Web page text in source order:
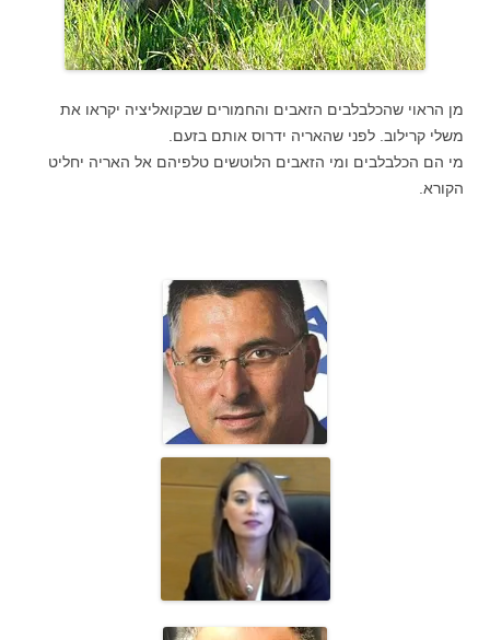
מן הראוי שהכלבלבים הזאבים והחמורים שבקואליציה יקראו את
משלי קרילוב. לפני שהאריה ידרוס אותם בזעם.
מי הם הכלבלבים ומי הזאבים הלוטשים טלפיהם אל האריה יחליט
הקורא.